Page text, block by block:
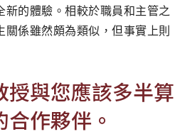
新的體驗。相較於職員和主管之
關係雖然頗為類似，但事實上則
授與您應該多半算
作夥伴。